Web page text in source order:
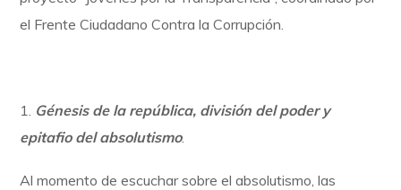
el Frente Ciudadano Contra la Corrupción.
1.
Génesis de la república, división del poder y
epitafio del absolutismo.
Al momento de escuchar sobre el absolutismo, las